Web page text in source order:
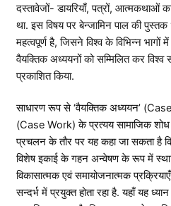
दस्तावेजों- डायरियाँ, पत्रों, आत्मकथाओं
था. इस विषय पर बेन्जामिन पाल की पुस्तक
महत्वपूर्ण है, जिसने विश्व के विभिन्न भागों
वैयक्तिक अध्ययनों को सम्मिलित कर विश्व
प्रकाशित किया.
साधारण रूप से ‘वैयक्तिक अध्ययन’ (Case
(Case Work) के प्रत्यय सामाजिक
प्रचलन के तौर पर यह कहा जा सकता है
विशेष इकाई के गहन अन्वेषण के रूप में
विकासात्मक एवं समायोजनात्मक
सन्दर्भ में प्रयुक्त होता रहा है. यहाँ यह